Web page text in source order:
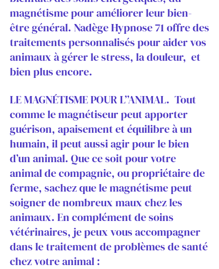
magnétisme pour améliorer leur bien-
être général. Nadège Hypnose 71 offre des
traitements personnalisés pour aider vos
animaux à gérer le stress, la douleur, et
bien plus encore.
LE MAGNÉTISME POUR L’’ANIMAL. Tout
comme le magnétiseur peut apporter
guérison, apaisement et équilibre à un
humain, il peut aussi agir pour le bien
d’un animal. Que ce soit pour votre
animal de compagnie, ou propriétaire de
ferme, sachez que le magnétisme peut
soigner de nombreux maux chez les
animaux. En complément de soins
vétérinaires, je peux vous accompagner
dans le traitement de problèmes de santé
chez votre animal :